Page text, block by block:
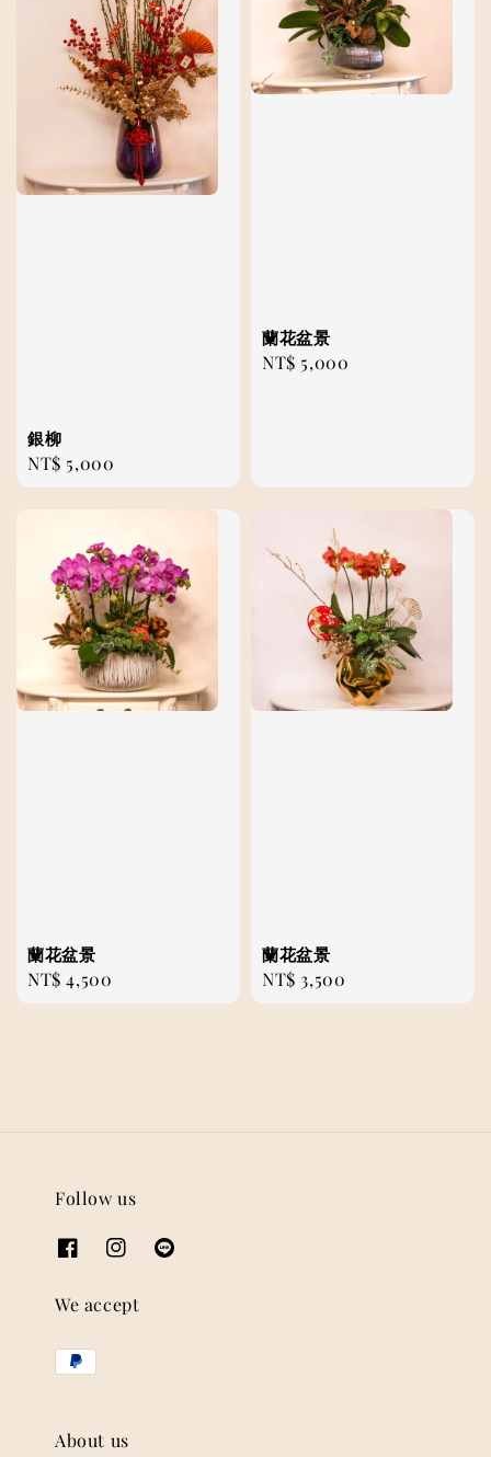
銀柳
Regular
price
NT$ 5,000
蘭花盆景
Regular
NT$ 5,000
蘭花盆景
Regular
price
NT$ 4,500
蘭花盆景
Regular
price
NT$ 3,500
Follow us
We accept
About us